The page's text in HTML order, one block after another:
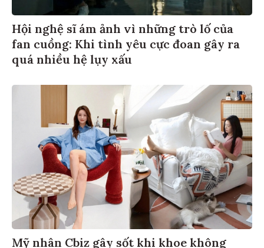
Hội nghệ sĩ ám ảnh vì những trò lố của
fan cuồng: Khi tình yêu cực đoan gây ra
quá nhiều hệ lụy xấu
Mỹ nhân Cbiz gây sốt khi khoe không